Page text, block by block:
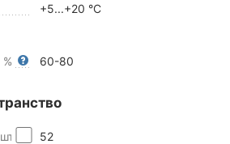
+5...+20 °C
60-80
52